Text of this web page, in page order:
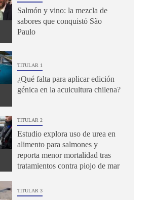
Salmón y vino: la mezcla de
sabores que conquistó São
Paulo
TITULAR 1
¿Qué falta para aplicar edición
génica en la acuicultura chilena?
TITULAR 2
Estudio explora uso de urea en
alimento para salmones y
reporta menor mortalidad tras
tratamientos contra piojo de mar
TITULAR 3